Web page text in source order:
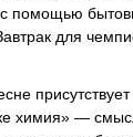
помощью
для
химия» —